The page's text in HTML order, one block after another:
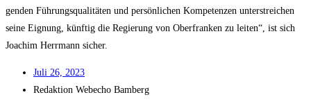
gen­den Füh­rungs­qua­li­tä­ten und per­sön­li­chen Kom­pe­ten­zen unter­strei­chen
sei­ne Eig­nung, künf­tig die Regie­rung von Ober­fran­ken zu lei­ten“, ist sich
Joa­chim Herr­mann sicher.
Juli 26, 2023
Redak­ti­on Web­echo Bamberg